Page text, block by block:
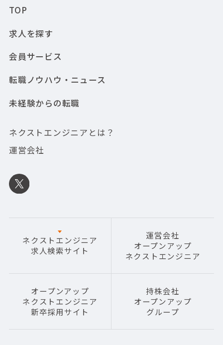
TOP
求人を探す
会員サービス
転職ノウハウ・ニュース
未経験からの転職
ネクストエンジニアとは？
運営会社
ネクストエンジニア
求人検索サイト
運営会社
オープンアップ
ネクストエンジニア
オープンアップ
ネクストエンジニア
新卒採用サイト
持株会社
オープンアップ
グループ